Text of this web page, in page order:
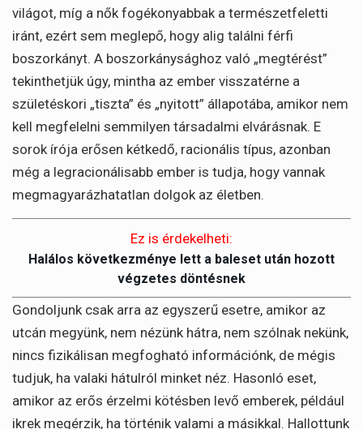
világot, míg a nők fogékonyabbak a természetfeletti
iránt, ezért sem meglepő, hogy alig találni férfi
boszorkányt. A boszorkánysághoz való „megtérést”
tekinthetjük úgy, mintha az ember visszatérne a
születéskori „tiszta” és „nyitott” állapotába, amikor nem
kell megfelelni semmilyen társadalmi elvárásnak. E
sorok írója erősen kétkedő, racionális típus, azonban
még a legracionálisabb ember is tudja, hogy vannak
megmagyarázhatatlan dolgok az életben.
Ez is érdekelheti:
Halálos következménye lett a baleset után hozott
végzetes döntésnek
Gondoljunk csak arra az egyszerű esetre, amikor az
utcán megyünk, nem nézünk hátra, nem szólnak nekünk,
nincs fizikálisan megfogható információnk, de mégis
tudjuk, ha valaki hátulról minket néz. Hasonló eset,
amikor az erős érzelmi kötésben levő emberek, például
ikrek megérzik, ha történik valami a másikkal. Hallottunk